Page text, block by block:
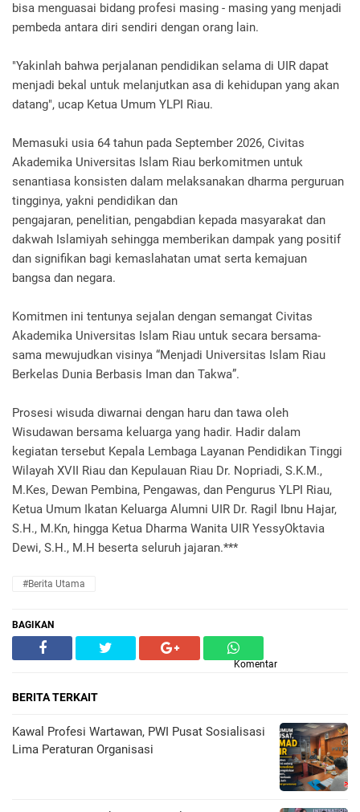
bisa menguasai bidang profesi masing - masing yang menjadi
pembeda antara diri sendiri dengan orang lain.
"Yakinlah bahwa perjalanan pendidikan selama di UIR dapat
menjadi bekal untuk melanjutkan asa di kehidupan yang akan
datang", ucap Ketua Umum YLPI Riau.
Memasuki usia 64 tahun pada September 2026, Civitas
Akademika Universitas Islam Riau berkomitmen untuk
senantiasa konsisten dalam melaksanakan dharma perguruan
tingginya, yakni pendidikan dan
pengajaran, penelitian, pengabdian kepada masyarakat dan
dakwah Islamiyah sehingga memberikan dampak yang positif
dan signifikan bagi kemaslahatan umat serta kemajuan
bangsa dan negara.
Komitmen ini tentunya sejalan dengan semangat Civitas
Akademika Universitas Islam Riau untuk secara bersama-
sama mewujudkan visinya “Menjadi Universitas Islam Riau
Berkelas Dunia Berbasis Iman dan Takwa”.
Prosesi wisuda diwarnai dengan haru dan tawa oleh
Wisudawan bersama keluarga yang hadir. Hadir dalam
kegiatan tersebut Kepala Lembaga Layanan Pendidikan Tinggi
Wilayah XVII Riau dan Kepulauan Riau Dr. Nopriadi, S.K.M.,
M.Kes, Dewan Pembina, Pengawas, dan Pengurus YLPI Riau,
Ketua Umum Ikatan Keluarga Alumni UIR Dr. Ragil Ibnu Hajar,
S.H., M.Kn, hingga Ketua Dharma Wanita UIR YessyOktavia
Dewi, S.H., M.H beserta seluruh jajaran.***
#Berita Utama
BAGIKAN
Komentar
BERITA TERKAIT
Kawal Profesi Wartawan, PWI Pusat Sosialisasi
Lima Peraturan Organisasi